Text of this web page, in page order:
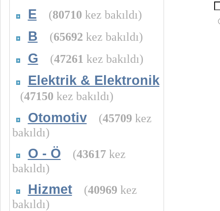
E (80710 kez bakıldı)
B (65692 kez bakıldı)
G (47261 kez bakıldı)
Elektrik & Elektronik
(47150 kez bakıldı)
Otomotiv (45709 kez
bakıldı)
O - Ö (43617kez
bakıldı)
Hizmet (40969 kez
bakıldı)